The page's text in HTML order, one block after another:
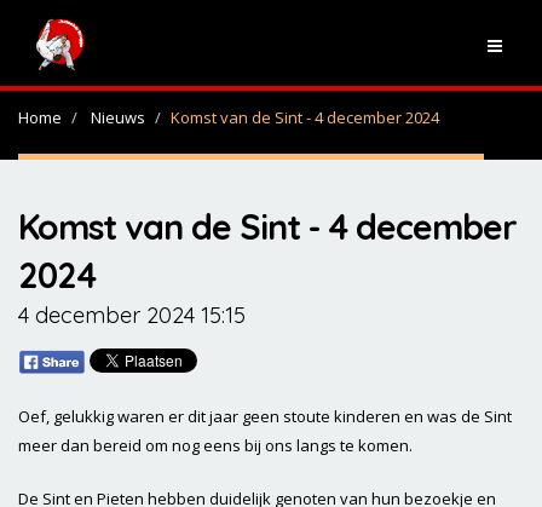
Home Nieuws Komst van de Sint - 4 december 2024
Komst van de Sint - 4 december
2024
4 december 2024 15:15
Oef, gelukkig waren er dit jaar geen stoute kinderen en was de Sint
meer dan bereid om nog eens bij ons langs te komen.
De Sint en Pieten hebben duidelijk genoten van hun bezoekje en